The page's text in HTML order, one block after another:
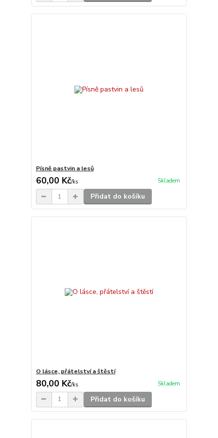
Písně pastvin a lesů
60,00 Kč/ks Skladem
Přidat do košíku
O lásce, přátelství a štěstí
80,00 Kč/ks Skladem
Přidat do košíku